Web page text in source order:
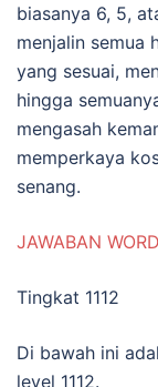
biasanya 6, 5,
menjalin semua
yang sesuai,
hingga
mengasah
memperkaya
senang.
JAWABAN
Tingkat 1112
Di bawah ini
level 1112.